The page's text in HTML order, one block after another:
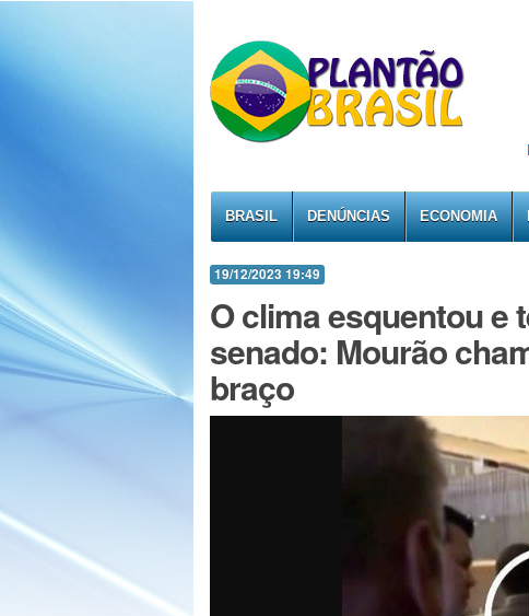
BRASIL DENÚNCIAS ECONOMIA
19/12/2023 19:49
O clima esquentou e
senado: Mourão
braço